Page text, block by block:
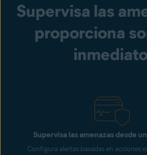
Supervisa las
proporciona
Supervisa las amenazas desde
Configura alertas basadas en acciones